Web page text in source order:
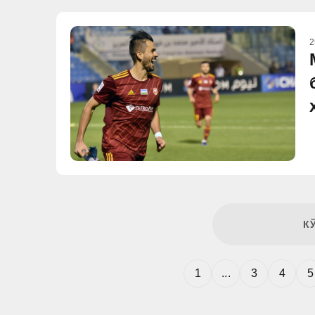
1 ... 3 4 5